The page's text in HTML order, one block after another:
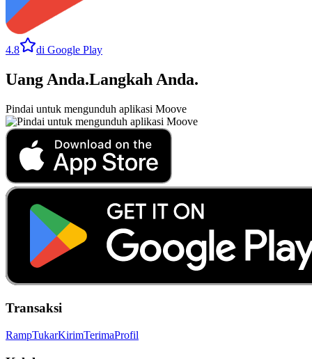
4.8 di Google Play
Uang Anda.Langkah Anda.
Pindai untuk mengunduh aplikasi Moove
Transaksi
RampTukarKirimTerimaProfil